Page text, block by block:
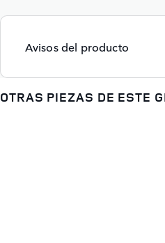
Avisos del producto
OTRAS PIEZAS DE ESTE